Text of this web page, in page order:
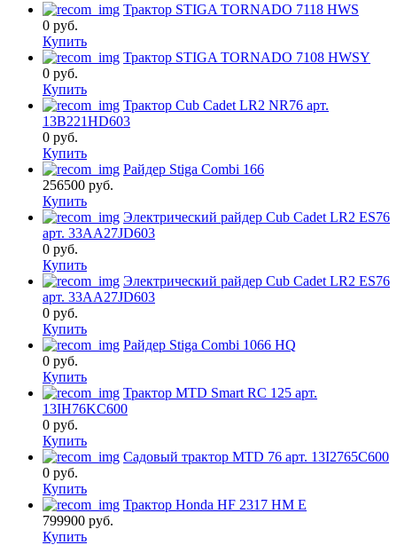
Трактор STIGA TORNADO 7118 HWS
0 руб.
Купить
Трактор STIGA TORNADO 7108 HWSY
0 руб.
Купить
Трактор Cub Cadet LR2 NR76 арт.
13B221HD603
0 руб.
Купить
Райдер Stiga Combi 166
256500 руб.
Купить
Электрический райдер Cub Cadet LR2 ES76
арт. 33AA27JD603
0 руб.
Купить
Электрический райдер Cub Cadet LR2 ES76
арт. 33AA27JD603
0 руб.
Купить
Райдер Stiga Combi 1066 HQ
0 руб.
Купить
Трактор MTD Smart RC 125 арт.
13IH76KC600
0 руб.
Купить
Садовый трактор MTD 76 арт. 13I2765C600
0 руб.
Купить
Трактор Honda HF 2317 HM E
799900 руб.
Купить